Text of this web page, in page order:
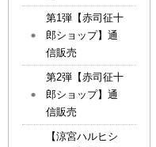
第1弾【赤司征十
郎ショップ】通
信販売
第2弾【赤司征十
郎ショップ】通
信販売
【涼宮ハルヒシ